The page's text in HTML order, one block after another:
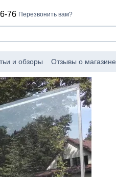
76 Перезвонить вам?
и обзоры Отзывы о магазине